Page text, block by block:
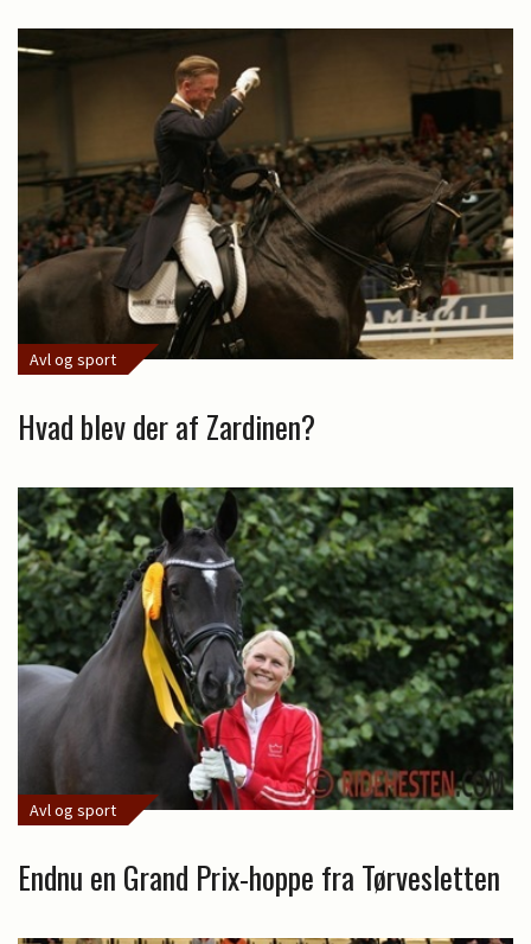
Avl og sport
Hvad blev der af Zardinen?
Avl og sport
Endnu en Grand Prix-hoppe fra Tørvesletten